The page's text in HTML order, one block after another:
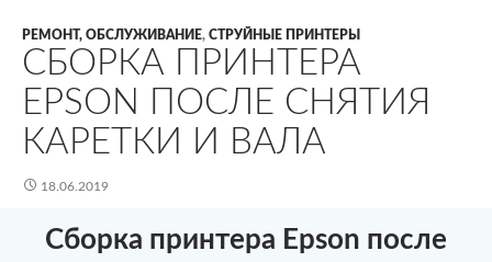
РЕМОНТ, ОБСЛУЖИВАНИЕ, СТРУЙНЫЕ ПРИНТЕРЫ
СБОРКА ПРИНТЕРА
EPSON ПОСЛЕ СНЯТИЯ
КАРЕТКИ И ВАЛА
18.06.2019
Сборка принтера Epson после